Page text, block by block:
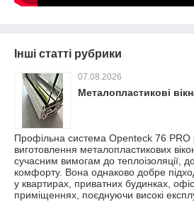
Інші статті рубрики
07.08.2026
Металопластикові
Профільна система Openteck 76 PRO
виготовлення металопластикових
сучасним вимогам до теплоізоляції,
комфорту. Вона однаково добре
у квартирах, приватних будинках,
приміщеннях, поєднуючи високі